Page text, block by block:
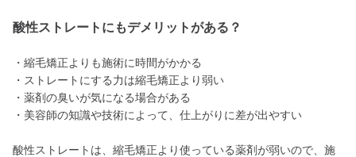
酸性ストレートにもデメリットがある？
・縮毛矯正よりも施術に時間がかかる
・ストレートにする力は縮毛矯正より弱い
・薬剤の臭いが気になる場合がある
・美容師の知識や技術によって、仕上がりに差が出やすい
酸性ストレートは、縮毛矯正より使っている薬剤が弱いので、施